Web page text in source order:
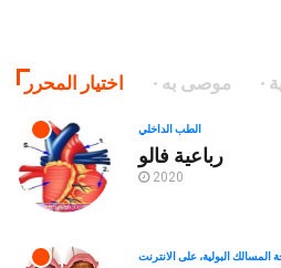
اختيار المحرر موصى به
الطب الداخلي
رباعية فالو
2020
المسالك البولية، على الانترنت